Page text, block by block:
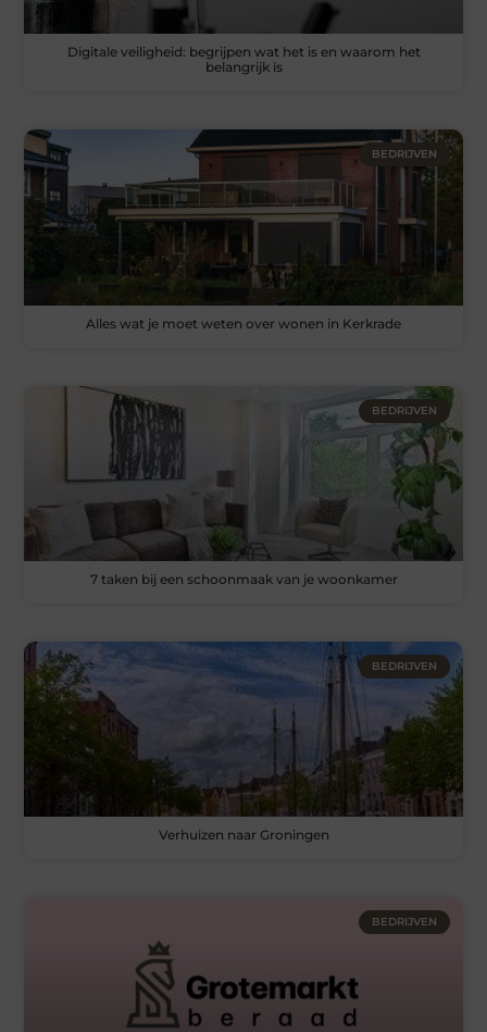
Digitale veiligheid: begrijpen wat het is en waarom het
belangrijk is
BEDRIJVEN
Alles wat je moet weten over wonen in Kerkrade
BEDRIJVEN
7 taken bij een schoonmaak van je woonkamer
BEDRIJVEN
Verhuizen naar Groningen
BEDRIJVEN